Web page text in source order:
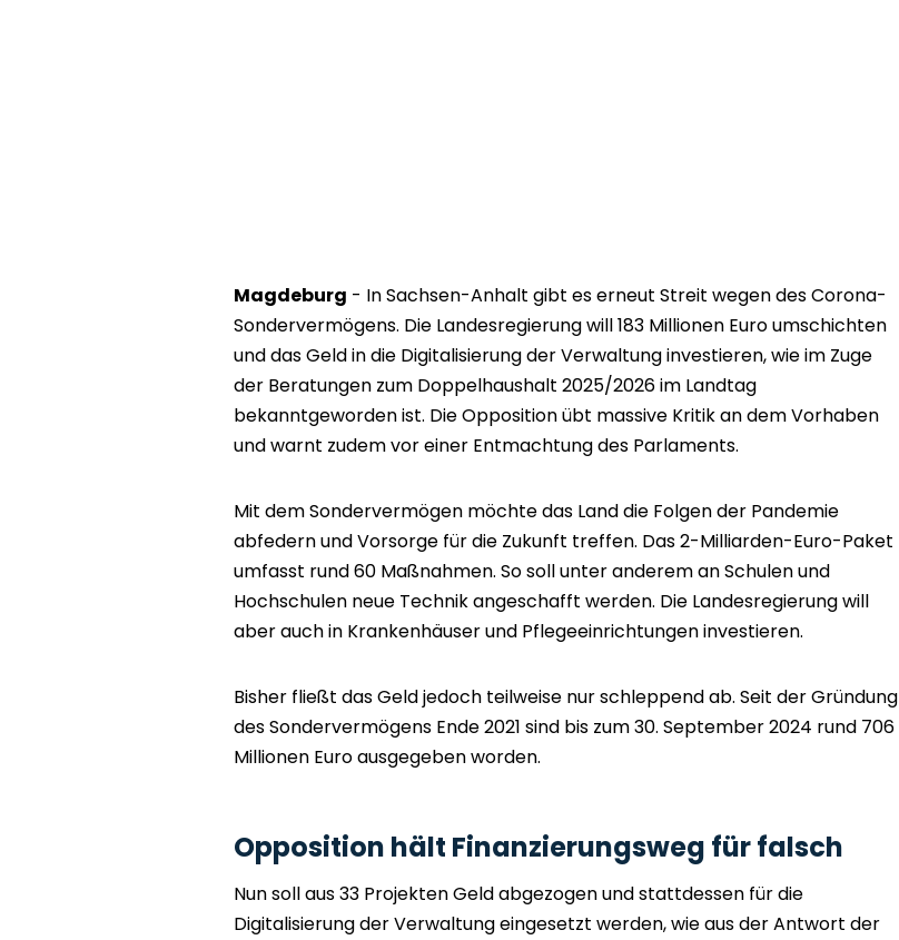
Magdeburg - In Sachsen-Anhalt gibt es erneut Streit wegen des Corona-
Sondervermögens. Die Landesregierung will 183 Millionen Euro umschichten
und das Geld in die Digitalisierung der Verwaltung investieren, wie im Zuge
der Beratungen zum Doppelhaushalt 2025/2026 im Landtag
bekanntgeworden ist. Die Opposition übt massive Kritik an dem Vorhaben
und warnt zudem vor einer Entmachtung des Parlaments.
Mit dem Sondervermögen möchte das Land die Folgen der Pandemie
abfedern und Vorsorge für die Zukunft treffen. Das 2-Milliarden-Euro-Paket
umfasst rund 60 Maßnahmen. So soll unter anderem an Schulen und
Hochschulen neue Technik angeschafft werden. Die Landesregierung will
aber auch in Krankenhäuser und Pflegeeinrichtungen investieren.
Bisher fließt das Geld jedoch teilweise nur schleppend ab. Seit der Gründung
des Sondervermögens Ende 2021 sind bis zum 30. September 2024 rund 706
Millionen Euro ausgegeben worden.
Opposition hält Finanzierungsweg für falsch
Nun soll aus 33 Projekten Geld abgezogen und stattdessen für die
Digitalisierung der Verwaltung eingesetzt werden, wie aus der Antwort der